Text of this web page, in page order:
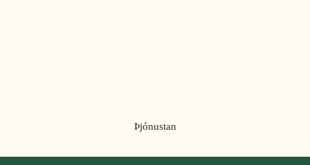
Þjónustan